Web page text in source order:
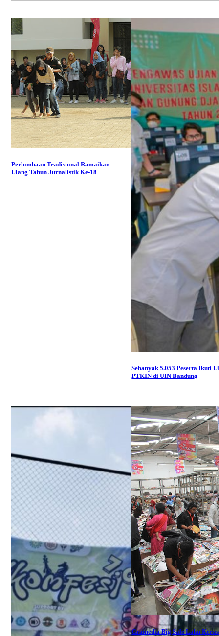
Perlombaan Tradisional Ramaikan
Ulang Tahun Jurnalistik Ke-18
Sebanyak 5.053 Peserta Ikuti
PTKIN di UIN Bandung
Gramedia Big Sale Laku